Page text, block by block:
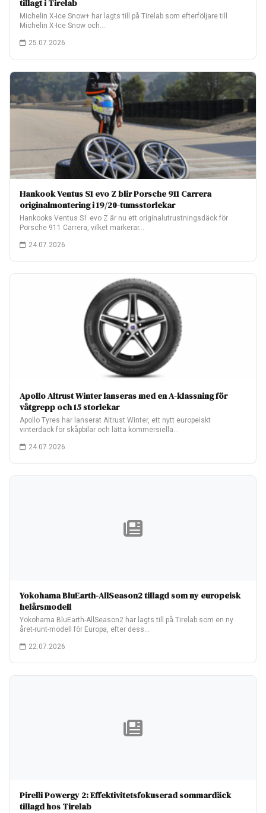
tillagt i Tirelab
Michelin X-Ice Snow+ har lagts till på Tirelab som efterföljare till
Michelin X-Ice Snow och…
25.07.2026
Hankook Ventus S1 evo Z blir Porsche 911 Carrera
originalmontering i 19/20-tumsstorlekar
Hankooks Ventus S1 evo Z är nu ett originalutrustningsdäck för
Porsche 911 Carrera, vilket markerar…
24.07.2026
Apollo Altrust Winter lanseras med en A-klassning för
våtgrepp och 15 storlekar
Apollo Tyres har lanserat Altrust Winter, ett nytt europeiskt
vinterdäck för skåpbilar och lätta kommersiella…
24.07.2026
Yokohama BluEarth-AllSeason2 tillagd som ny europeisk
helårsmodell
Yokohama BluEarth-AllSeason2 har lagts till på Tirelab som en ny
året-runt-modell för Europa, efter dess…
22.07.2026
Pirelli Powergy 2: Effektivitetsfokuserad sommardäck
tillagd hos Tirelab